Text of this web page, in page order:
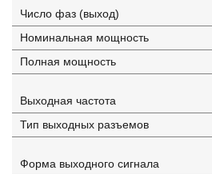
Число фаз (выход)
Номинальная мощность
Полная мощность
Выходная частота
Тип выходных разъемов
Форма выходного сигнала